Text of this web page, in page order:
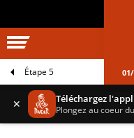
Étape 5
✕ Téléchargez
Plongez au coeur